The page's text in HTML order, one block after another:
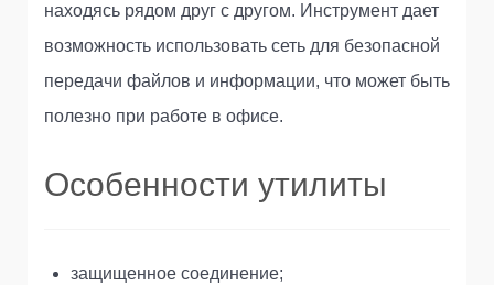
находясь рядом друг с другом. Инструмент дает
возможность использовать сеть для безопасной
передачи файлов и информации, что может быть
полезно при работе в офисе.
Особенности утилиты
защищенное соединение;